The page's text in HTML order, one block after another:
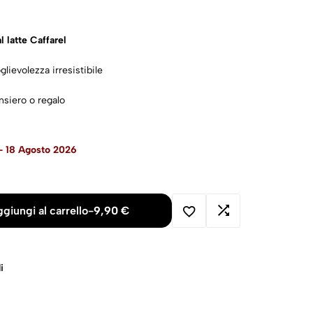
latte Caffarel
irresistibile
o regalo
18 Agosto 2026
al carrello-9,90 €